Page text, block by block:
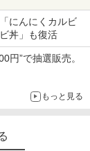
にんにくカルビ
丼」も復活
円”で抽選販売。
もっと見る